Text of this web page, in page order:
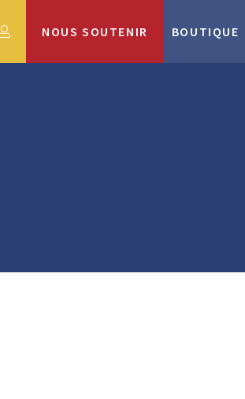
NOUS SOUTENIR BOUTIQUE